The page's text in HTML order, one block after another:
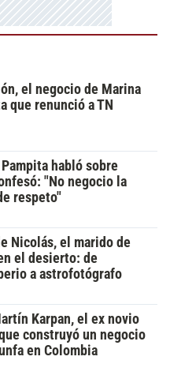
el negocio de Marina
que renunció a TN
Pampita habló sobre
"No negocio la
respeto"
Nicolás, el marido de
el desierto: de
a astrofotógrafo
Karpan, el ex novio
construyó un negocio
en Colombia